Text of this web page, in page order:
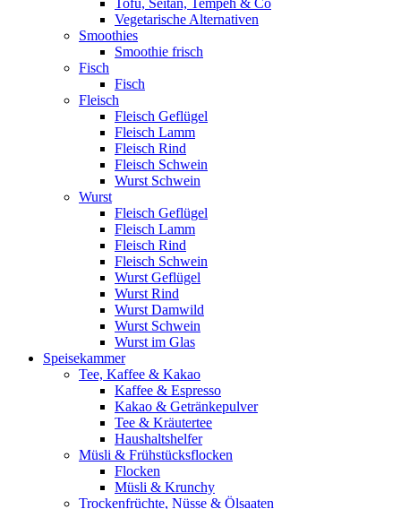
Tofu, Seitan, Tempeh & Co
Vegetarische Alternativen
Smoothies
Smoothie frisch
Fisch
Fisch
Fleisch
Fleisch Geflügel
Fleisch Lamm
Fleisch Rind
Fleisch Schwein
Wurst Schwein
Wurst
Fleisch Geflügel
Fleisch Lamm
Fleisch Rind
Fleisch Schwein
Wurst Geflügel
Wurst Rind
Wurst Damwild
Wurst Schwein
Wurst im Glas
Speisekammer
Tee, Kaffee & Kakao
Kaffee & Espresso
Kakao & Getränkepulver
Tee & Kräutertee
Haushaltshelfer
Müsli & Frühstücksflocken
Flocken
Müsli & Krunchy
Trockenfrüchte, Nüsse & Ölsaaten